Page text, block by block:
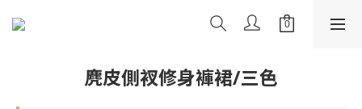
麂皮側衩修身褲裙/三色